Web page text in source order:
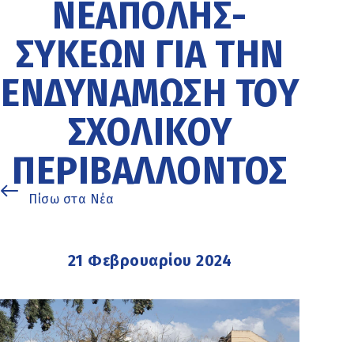
ΝΕΆΠΟΛΗΣ-
ΣΥΚΕΏΝ ΓΙΑ ΤΗΝ
ΕΝΔΥΝΆΜΩΣΗ ΤΟΥ
ΣΧΟΛΙΚΟΎ
ΠΕΡΙΒΆΛΛΟΝΤΟΣ
Πίσω στα Νέα
21 Φεβρουαρίου 2024